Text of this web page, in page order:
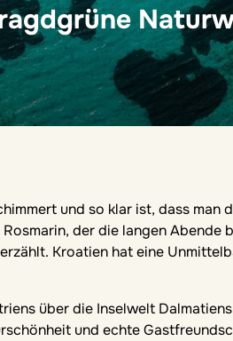
der die langen Abende
Kroatien hat eine
über die Inselwelt
und echte